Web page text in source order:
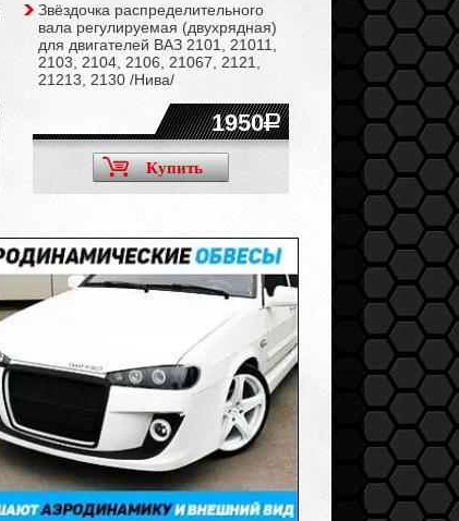
Звёздочка распределительного
вала регулируемая (двухрядная)
для двигателей ВАЗ 2101, 21011,
2103, 2104, 2106, 21067, 2121,
21213, 2130 /Нива/
1950
Купить